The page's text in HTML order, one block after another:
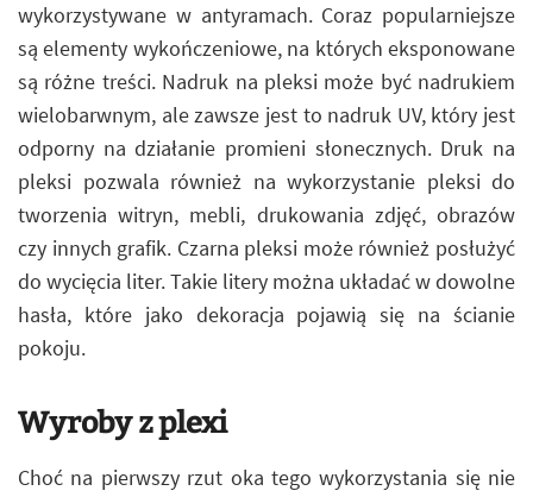
wykorzystywane w antyramach. Coraz popularniejsze
są elementy wykończeniowe, na których eksponowane
są różne treści. Nadruk na pleksi może być nadrukiem
wielobarwnym, ale zawsze jest to nadruk UV, który jest
odporny na działanie promieni słonecznych. Druk na
pleksi pozwala również na wykorzystanie pleksi do
tworzenia witryn, mebli, drukowania zdjęć, obrazów
czy innych grafik. Czarna pleksi może również posłużyć
do wycięcia liter. Takie litery można układać w dowolne
hasła, które jako dekoracja pojawią się na ścianie
pokoju.
Wyroby z plexi
Choć na pierwszy rzut oka tego wykorzystania się nie